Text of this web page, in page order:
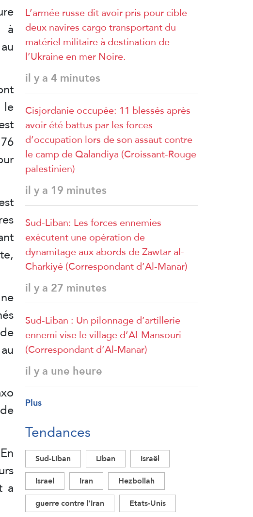
à
le
a
L’armée russe dit avoir pris pour cible
deux navires cargo transportant du
matériel militaire à destination de
l’Ukraine en mer Noire.
il y a 4 minutes
Cisjordanie occupée: 11 blessés après
avoir été battus par les forces
d’occupation lors de son assaut contre
le camp de Qalandiya (Croissant-Rouge
palestinien)
il y a 19 minutes
Sud-Liban: Les forces ennemies
exécutent une opération de
dynamitage aux abords de Zawtar al-
Charkiyé (Correspondant d’Al-Manar)
il y a 27 minutes
Sud-Liban : Un pilonnage d’artillerie
ennemi vise le village d’Al-Mansouri
(Correspondant d’Al-Manar)
il y a une heure
Plus
Tendances
Sud-Liban Liban
Israël
Israel
Iran
Hezbollah
guerre contre l'Iran
Etats-Unis